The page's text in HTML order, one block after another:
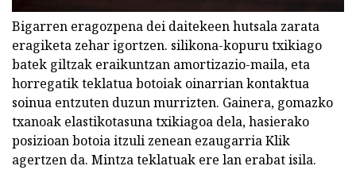
Bigarren eragozpena dei daitekeen hutsala zarata
eragiketa zehar igortzen. silikona-kopuru txikiago
batek giltzak eraikuntzan amortizazio-maila, eta
horregatik teklatua botoiak oinarrian kontaktua
soinua entzuten duzun murrizten. Gainera, gomazko
txanoak elastikotasuna txikiagoa dela, hasierako
posizioan botoia itzuli zenean ezaugarria Klik
agertzen da. Mintza teklatuak ere lan erabat isila.